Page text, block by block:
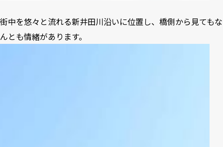
街中を悠々と流れる新井田川沿いに位置し、橋側から見てもな
んとも情緒があります。